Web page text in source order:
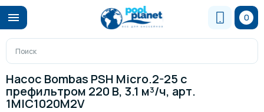
0
Насос Bombas PSH Micro.2-25 c
префильтром 220 В, 3.1 м³/ч, арт.
1MIC1020M2V